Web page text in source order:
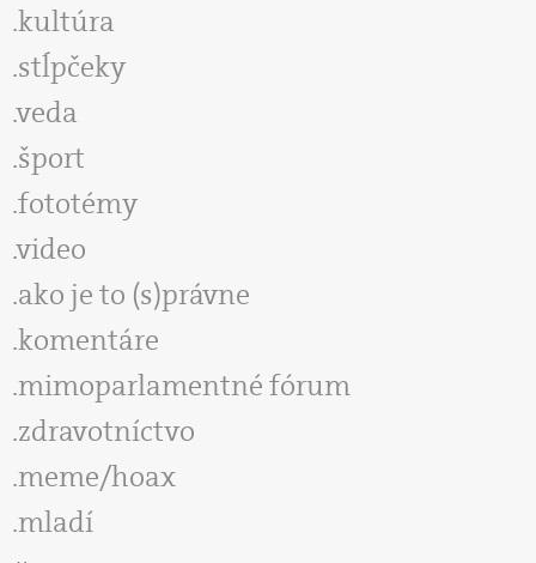
kultúra
stĺpčeky
veda
šport
fototémy
video
ako je to (s)právne
komentáre
mimoparlamentné fórum
zdravotníctvo
meme/hoax
mladí